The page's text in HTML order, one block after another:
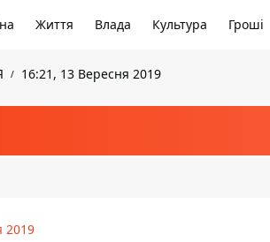
Життя Влада Культура Гроші
16:21, 13 Вересня 2019
2019